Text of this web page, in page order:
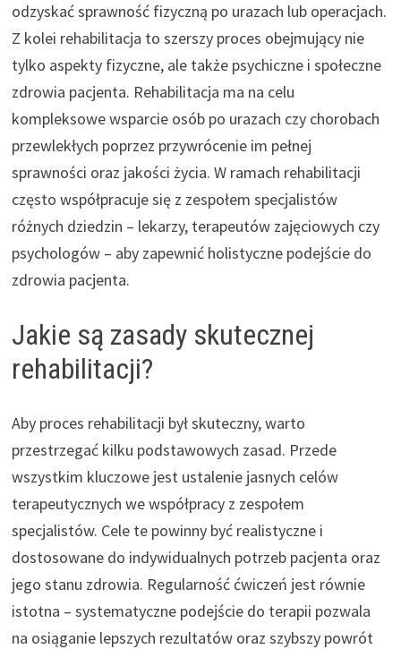
odzyskać sprawność fizyczną po urazach lub operacjach.
Z kolei rehabilitacja to szerszy proces obejmujący nie
tylko aspekty fizyczne, ale także psychiczne i społeczne
zdrowia pacjenta. Rehabilitacja ma na celu
kompleksowe wsparcie osób po urazach czy chorobach
przewlekłych poprzez przywrócenie im pełnej
sprawności oraz jakości życia. W ramach rehabilitacji
często współpracuje się z zespołem specjalistów
różnych dziedzin – lekarzy, terapeutów zajęciowych czy
psychologów – aby zapewnić holistyczne podejście do
zdrowia pacjenta.
Jakie są zasady skutecznej
rehabilitacji?
Aby proces rehabilitacji był skuteczny, warto
przestrzegać kilku podstawowych zasad. Przede
wszystkim kluczowe jest ustalenie jasnych celów
terapeutycznych we współpracy z zespołem
specjalistów. Cele te powinny być realistyczne i
dostosowane do indywidualnych potrzeb pacjenta oraz
jego stanu zdrowia. Regularność ćwiczeń jest równie
istotna – systematyczne podejście do terapii pozwala
na osiąganie lepszych rezultatów oraz szybszy powrót